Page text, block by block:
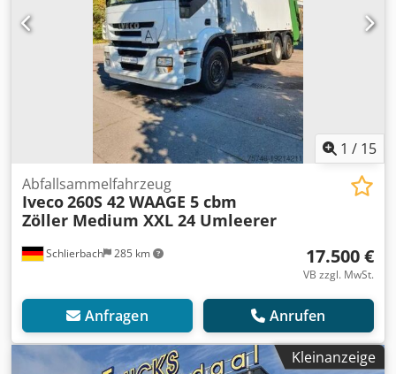
1 / 15
Schlierbach 285 km
Abfallsammelfahrzeug
Iveco260S 42 WAAGE 5 cbm
Zöller Medium XXL 24 Umleerer
17.500 €
VB zzgl. MwSt.
Anfragen Anrufen
Kleinanzeige